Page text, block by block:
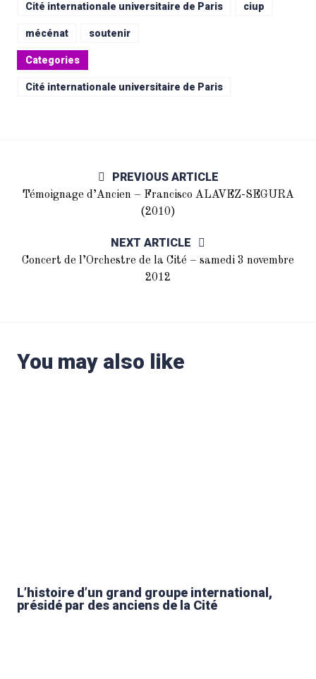
Cité internationale universitaire de Paris ciup
mécénat soutenir
Categories
Cité internationale universitaire de Paris
PREVIOUS ARTICLE
Témoignage d’Ancien – Francisco ALAVEZ-SEGURA
(2010)
NEXT ARTICLE
Concert de l’Orchestre de la Cité – samedi 3 novembre
2012
You may also like
L’histoire d’un grand groupe international,
présidé par des anciens de la Cité